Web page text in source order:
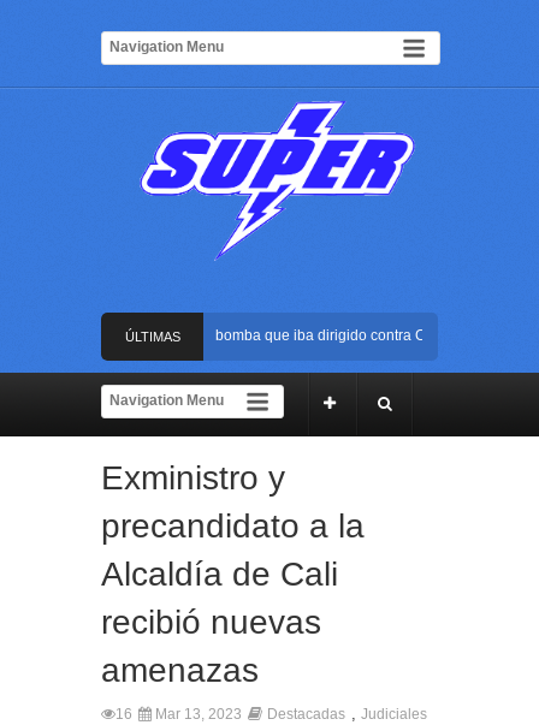
ÚLTIMAS
NOTICIAS
Frustran atentado con bus bomba que iba dirigido contra Cali durante la
La Arena USC será el escenario de la posesión presidencial de Abelardo de
Rápida reacción policial evitó que presunto agresor escapara tras atacar a
Frustran atentado con bus bomba que iba dirigido contra Cali durante la
Exministro y
precandidato a la
Alcaldía de Cali
recibió nuevas
amenazas
16 Mar 13, 2023 Destacadas , Judiciales